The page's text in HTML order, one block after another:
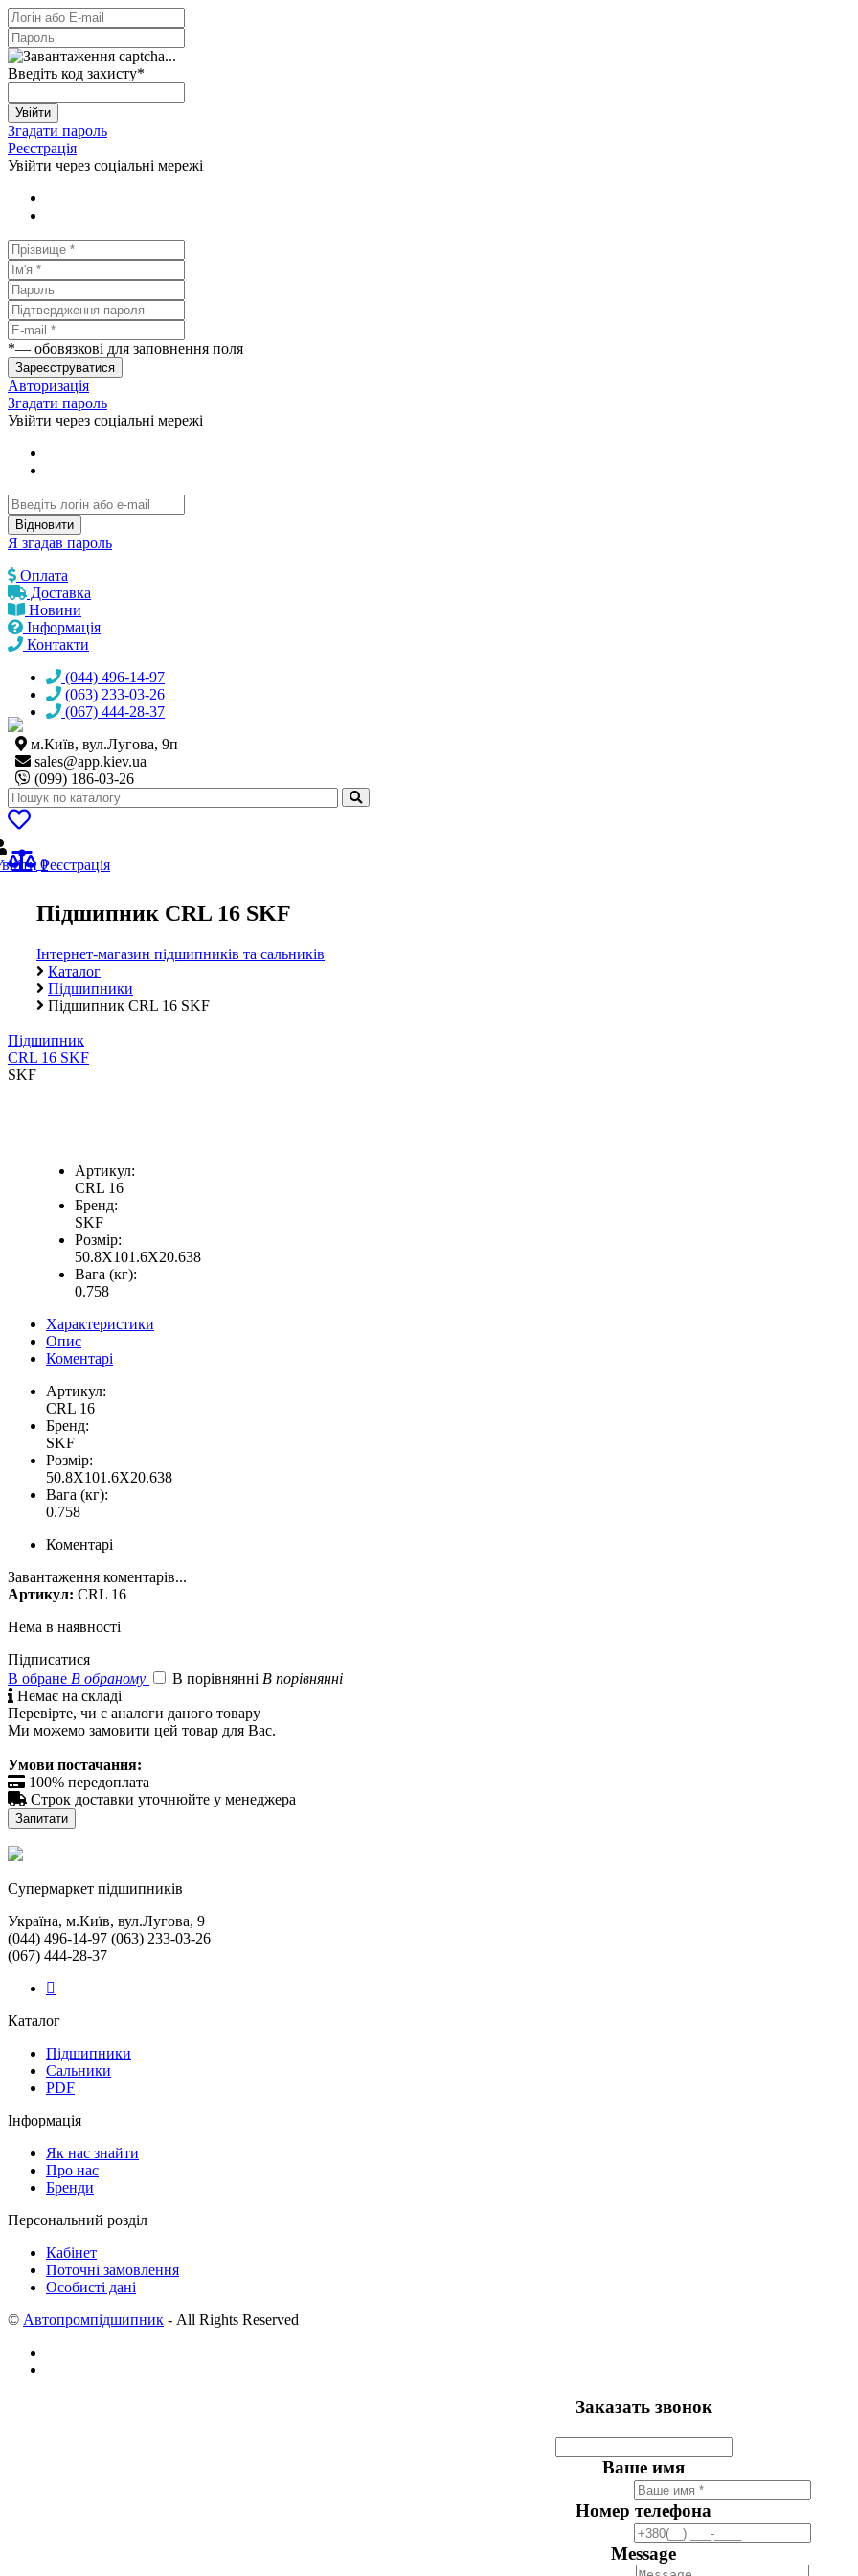
Введіть код захисту*
Увійти
Згадати пароль
Реєстрація
Увійти через соціальні мережі
*— обовязкові для заповнення поля
Зареєструватися
Авторизація
Згадати пароль
Увійти через соціальні мережі
Відновити
Я згадав пароль
Оплата
Доставка
Новини
Інформація
Контакти
(044) 496-14-97
(063) 233-03-26
(067) 444-28-37
м.Київ, вул.Лугова, 9п
sales@app.kiev.ua
(099) 186-03-26
0
Реєстрація
Підшипник CRL 16 SKF
Інтернет-магазин підшипників та сальників
Каталог
Підшипники
Підшипник CRL 16 SKF
Підшипник
CRL 16 SKF
SKF
Артикул:
CRL 16
Бренд:
SKF
Розмір:
50.8X101.6X20.638
Вага (кг):
0.758
Характеристики
Опис
Коментарі
Артикул:
CRL 16
Бренд:
SKF
Розмір:
50.8X101.6X20.638
Вага (кг):
0.758
Коментарі
Завантаження коментарів...
Артикул: CRL 16
Нема в наявності
Підписатися
В обране В обраному В порівнянні В порівнянні
 Немає на складі
Перевірте, чи є аналоги даного товару
Ми можемо замовити цей товар для Вас.
Умови постачання:
 100% передоплата
 Строк доставки уточнюйте у менеджера
Запитати
Cупермаркет підшипників
Україна, м.Київ, вул.Лугова, 9
(044) 496-14-97 (063) 233-03-26
(067) 444-28-37
Каталог
Підшипники
Сальники
PDF
Інформація
Як нас знайти
Про нас
Бренди
Персональний розділ
Кабінет
Поточні замовлення
Особисті дані
© Автопромпідшипник - All Rights Reserved
Заказать звонок
Ваше имя
Номер телефона
Message